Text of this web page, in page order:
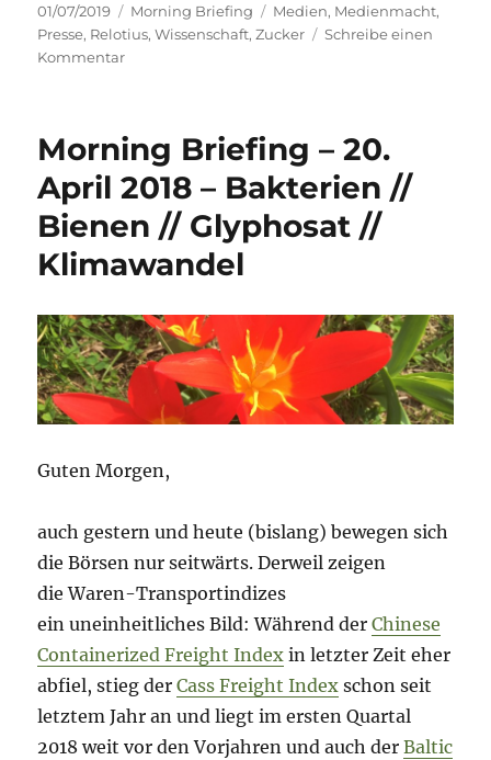
Veröffentlicht
am
01/07/2019 Kategorien
Morning Briefing Schlagwörter
Medien, Medienmacht,
Presse, Relotius,Wissenschaft,Zucker
Schreibe einen
Kommentarzu
1.
2019
–
„Relotius
III“
//
Zucker
Morning Briefing – 20.
April 2018 – Bakterien //
Bienen // Glyphosat //
Klimawandel
Guten Morgen,
auch gestern und heute (bislang) bewegen sich
die Börsen nur seitwärts. Derweil zeigen
die Waren-Transportindizes
ein uneinheitliches Bild: Während derChinese
Containerized Freight Index in letzter Zeit eher
abfiel, stieg derCass Freight Index schon seit
letztem Jahr an und liegt im ersten Quartal
2018 weit vor den Vorjahren und auch derBaltic